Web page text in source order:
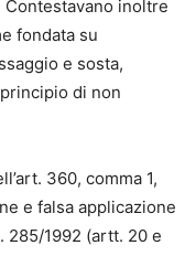
Contestavano inoltre
fondata su
e sosta,
di non
360, comma 1,
e falsa applicazione
285/1992 (artt. 20 e